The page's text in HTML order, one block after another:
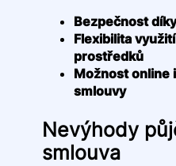
Bezpečnost
Flexibilita
prostředků
Možnost online
smlouvy
Nevýhody
smlouva